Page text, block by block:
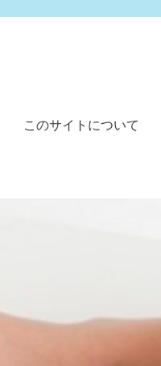
このサイトについて